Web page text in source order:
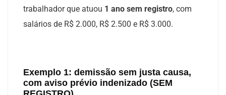
trabalhador que atuou 1 ano sem registro, com
salários de R$ 2.000, R$ 2.500 e R$ 3.000.
Exemplo 1: demissão sem justa causa,
com aviso prévio indenizado (SEM